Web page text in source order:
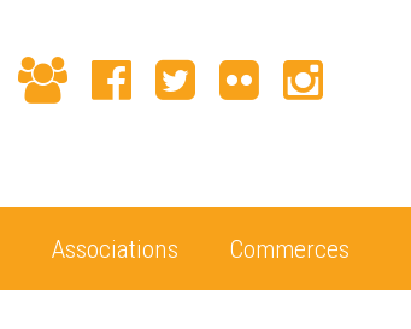
Associations Commerces